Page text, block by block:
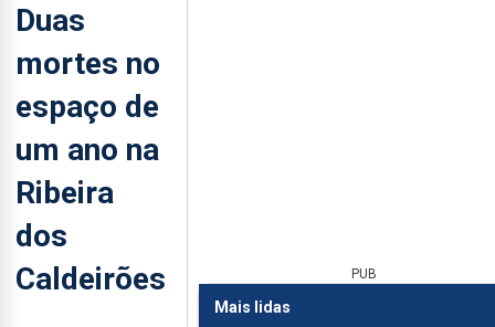
Duas
mortes no
espaço de
um ano na
Ribeira
dos
Caldeirões
PUB
Mais lidas